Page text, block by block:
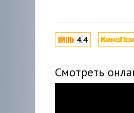
4.4
Смотреть